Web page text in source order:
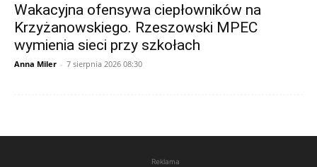
Wakacyjna ofensywa ciepłowników na
Krzyżanowskiego. Rzeszowski MPEC
wymienia sieci przy szkołach
Anna Miler - 7 sierpnia 2026 08:30
Reklama